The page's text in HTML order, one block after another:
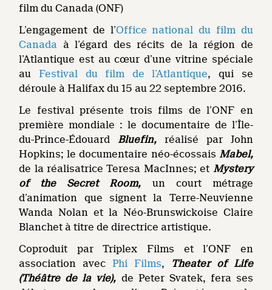
film du Canada (ONF)
L’engagement de l’Office national du film du
Canada à l’égard des récits de la région de
l’Atlantique est au cœur d’une vitrine spéciale
au Festival du film de l’Atlantique, qui se
déroule à Halifax du 15 au 22 septembre 2016.
Le festival présente trois films de l’ONF en
première mondiale : le documentaire de l’Île-
du-Prince-Édouard Bluefin, réalisé par John
Hopkins; le documentaire néo-écossais Mabel,
de la réalisatrice Teresa MacInnes; et Mystery
of the Secret Room, un court métrage
d’animation que signent la Terre-Neuvienne
Wanda Nolan et la Néo-Brunswickoise Claire
Blanchet à titre de directrice artistique.
Coproduit par Triplex Films et l’ONF en
association avec Phi Films,
Theater of Life
(Théâtre de la vie), de Peter Svatek, fera ses